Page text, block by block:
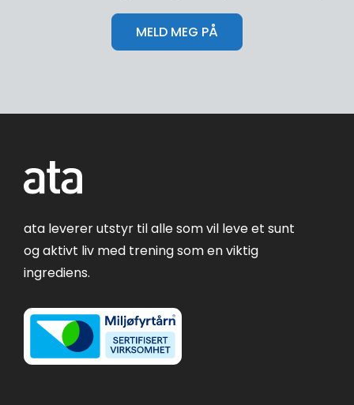
ata leverer utstyr til alle som vil leve et sunt
og aktivt liv med trening som en viktig
ingrediens.